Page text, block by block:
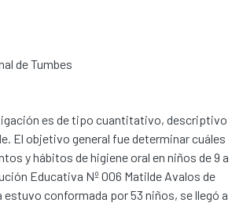
de Tumbes
es de tipo cuantitativo, descriptivo
El objetivo general fue determinar cuáles
y hábitos de higiene oral en niños de 9 a
Educativa Nº 006 Matilde Avalos de
estuvo conformada por 53 niños, se llegó a